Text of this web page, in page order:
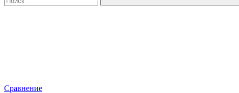
Сравнение